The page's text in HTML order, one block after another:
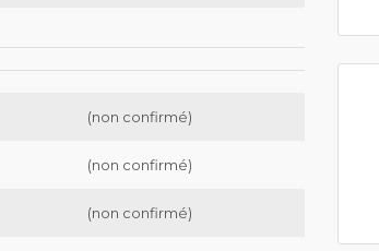
(non confirmé)
(non confirmé)
(non confirmé)